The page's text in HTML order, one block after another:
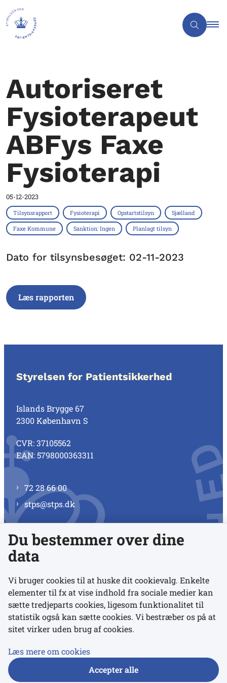
Autoriseret
Fysioterapeut
ABFys Faxe
Fysioterapi
05-12-2023
Tilsynsrapport Fysioterapi Opstartstilsyn Sjælland
Faxe Kommune Sanktion: Ingen Planlagt tilsyn
Dato for tilsynsbesøget: 02-11-2023
Læs rapporten
Styrelsen for Patientsikkerhed
Islands Brygge 67
2300 København S
CVR: 37105562
EAN: 5798000363311
72 28 66 00
stps@stps.dk
Se alle kontaktnumre
Links
Udgivelser
Du bestemmer over dine
data
Vi bruger cookies til at huske dit cookievalg. Enkelte
elementer til fx at vise indhold fra sociale medier kan
sætte tredjeparts cookies, ligesom funktionalitet til
statistik også kan sætte cookies. Vi bestræber os på at
sitet virker uden brug af cookies.
Læs mere om cookies
Accepter alle